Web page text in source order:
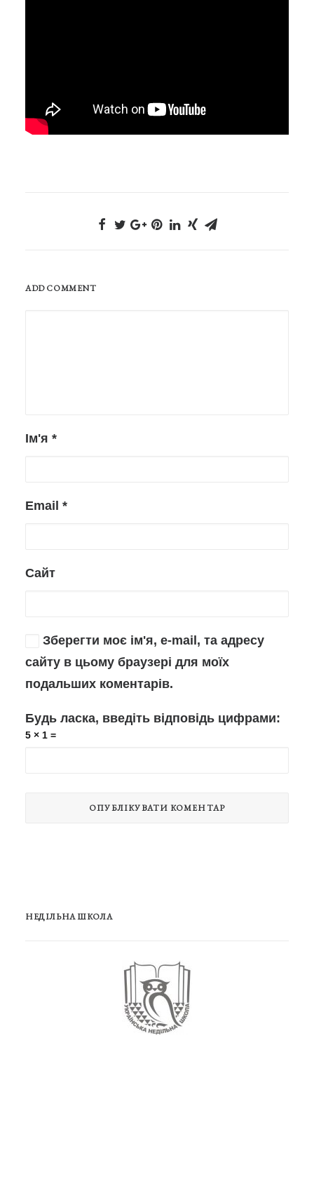
ADD COMMENT
Ім'я *
Email *
Сайт
Зберегти моє ім'я, e-mail, та адресу
сайту в цьому браузері для моїх
подальших коментарів.
Будь ласка, введіть відповідь цифрами:
5 × 1 =
НЕДІЛЬНА ШКОЛА